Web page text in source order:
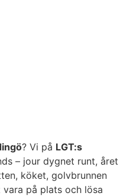
? Vi på LGT:s
– jour dygnet runt, året
köket, golvbrunnen
på plats och lösa